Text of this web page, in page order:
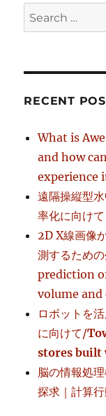
Search
for:
RECENT
What is
and how
experience
遠隔操縦型
率化に向けて
2D X線画像
測するため
prediction
volume
ロボットを
に向けて/
stores built
脳の情報処
探求｜計算